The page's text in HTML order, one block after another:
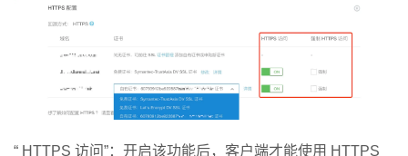
“ HTTPS 访问”：开启该功能后，客户端才能使用 HTTPS